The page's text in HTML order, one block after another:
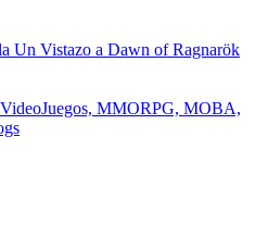
Un Vistazo a Dawn of Ragnarök
MMORPG, MOBA,